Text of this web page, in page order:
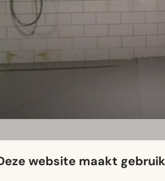
website maakt